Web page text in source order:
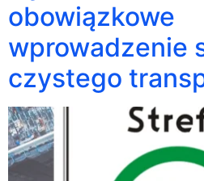
obowiązkowe
wprowadzenie
czystego